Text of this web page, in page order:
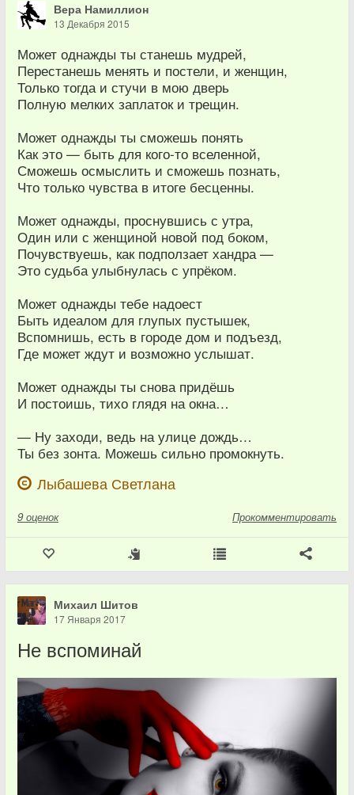
Вера Намиллион
13 Декабря 2015
Может однажды ты станешь мудрей,
Перестанешь менять и постели, и женщин,
Только тогда и стучи в мою дверь
Полную мелких заплаток и трещин.
Может однажды ты сможешь понять
Как это — быть для кого-то вселенной,
Сможешь осмыслить и сможешь познать,
Что только чувства в итоге бесценны.
Может однажды, проснувшись с утра,
Один или с женщиной новой под боком,
Почувствуешь, как подползает хандра —
Это судьба улыбнулась с упрёком.
Может однажды тебе надоест
Быть идеалом для глупых пустышек,
Вспомнишь, есть в городе дом и подъезд,
Где может ждут и возможно услышат.
Может однажды ты снова придёшь
И постоишь, тихо глядя на окна…
— Ну заходи, ведь на улице дождь…
Ты без зонта. Можешь сильно промокнуть.
Лыбашева Светлана
9 оценок Прокомментировать
Михаил Шитов
17 Января 2017
Не вспоминай